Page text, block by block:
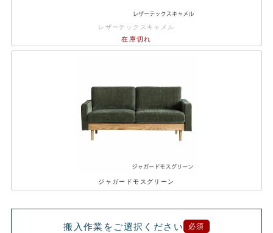
レザーテックスキャメル
在庫切れ
ジャガードモスグリーン
搬入作業をご選択ください 必須